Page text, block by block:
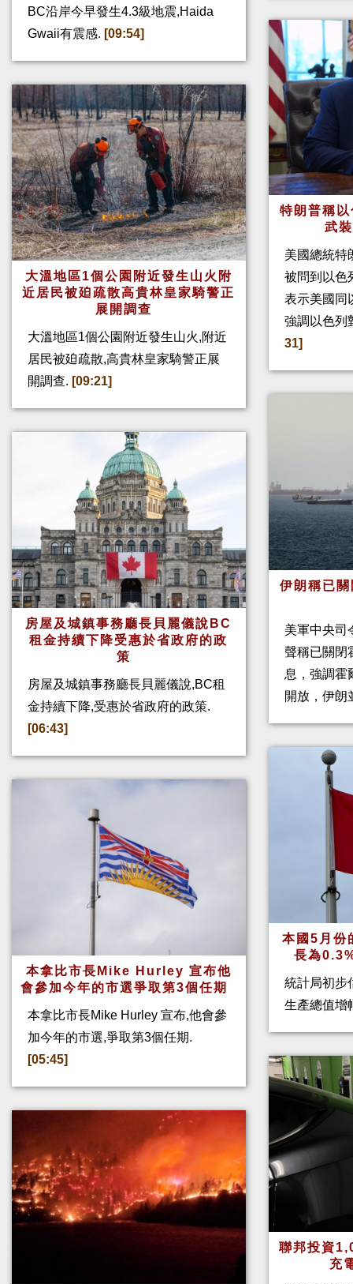
BC沿岸今早發生4.3級地震,Haida
Gwaii有震感. [09:54]
大溫地區1個公園附近發生山火附
近居民被廹疏散高貴林皇家騎警正
展開調查
大溫地區1個公園附近發生山火,附近
居民被廹疏散,高貴林皇家騎警正展
開調查. [09:21]
房屋及城鎮事務廳長貝麗儀說BC
租金持續下降受惠於省政府的政
策
房屋及城鎮事務廳長貝麗儀說,BC租
金持續下降,受惠於省政府的政策.
[06:43]
本拿比市長Mike Hurley 宣布他
會參加今年的市選爭取第3個任期
本拿比市長Mike Hurley 宣布,他會參
加今年的市選,爭取第3個任期.
[05:45]
特朗普稱
武
美國總統特
被問到以色
表示美國同
強調以色列
31]
伊朗稱已
美軍中央司
聲稱已關閉
息，強調霍
開放，伊
本國5月份
長為
統計局初步
生產總值增
聯邦投資
充